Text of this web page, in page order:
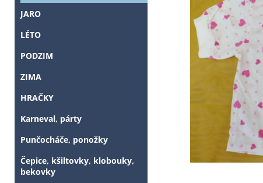
JARO
LÉTO
PODZIM
ZIMA
HRAČKY
Karneval, párty
Punčocháče, ponožky
Čepice, kšiltovky, klobouky,
bekovky